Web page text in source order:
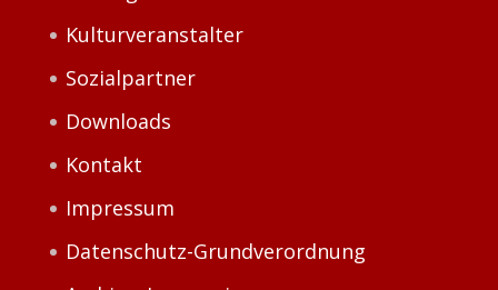
Kulturveranstalter
Sozialpartner
Downloads
Kontakt
Impressum
Datenschutz-Grundverordnung